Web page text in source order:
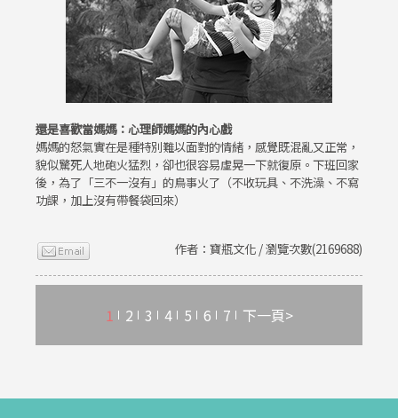
還是喜歡當媽媽：心理師媽媽的內心戲
媽媽的怒氣實在是種特別難以面對的情緒，感覺既混亂又正常，
貌似驚死人地砲火猛烈，卻也很容易虛晃一下就復原。下班回家
後，為了「三不一沒有」的鳥事火了（不收玩具、不洗澡、不寫
功課，加上沒有帶餐袋回來）
作者：寶瓶文化 / 瀏覽次數(2169688)
1 2 3 4 5 6 7 下一頁>